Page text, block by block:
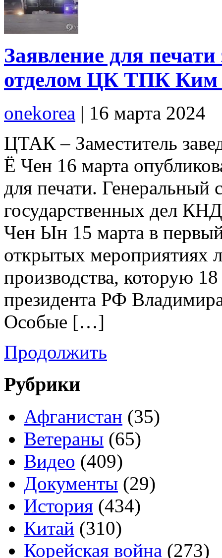
Заявление для
отделом ЦК ТПК
onekorea | 16 марта 2024
ЦТАК – Заместитель
Ё Чен 16 марта
для печати. Генеральный
государственных дел
Чен Ын 15 марта в первый
открытых мероприятиях
производства, которую
президента РФ
Особые […]
Продолжить
Рубрики
Афганистан (35)
Ветераны (65)
Видео (409)
Документы (29)
История (434)
Китай (310)
Корейская война (273)